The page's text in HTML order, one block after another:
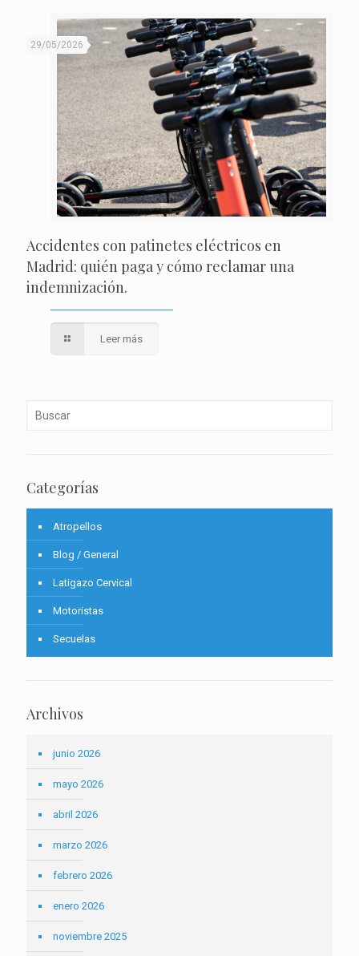
29/05/2026
Accidentes con patinetes eléctricos en
Madrid: quién paga y cómo reclamar una
indemnización.
Leer más
Categorías
Atropellos
Blog / General
Latigazo Cervical
Motoristas
Secuelas
Archivos
junio 2026
mayo 2026
abril 2026
marzo 2026
febrero 2026
enero 2026
noviembre 2025